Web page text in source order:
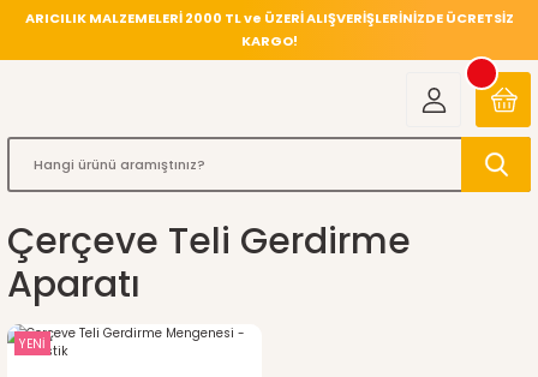
ARICILIK MALZEMELERİ 2000 TL ve ÜZERİ ALIŞVERİŞLERİNİZDE ÜCRETSİZ
KARGO!
Çerçeve Teli Gerdirme
Aparatı
YENİ